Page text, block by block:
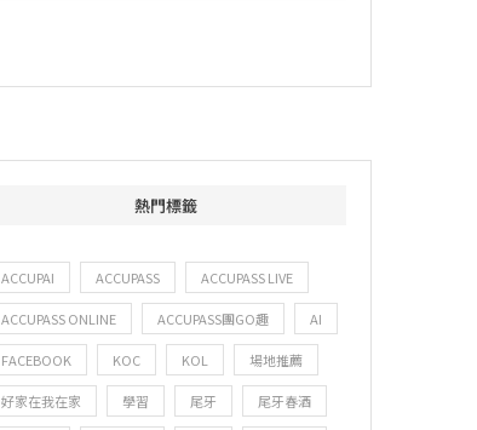
熱門標籤
ACCUPAI ACCUPASS ACCUPASS LIVE
ACCUPASS ONLINE ACCUPASS團GO趣 AI
FACEBOOK KOC KOL 場地推薦
好家在我在家 學習 尾牙 尾牙春酒